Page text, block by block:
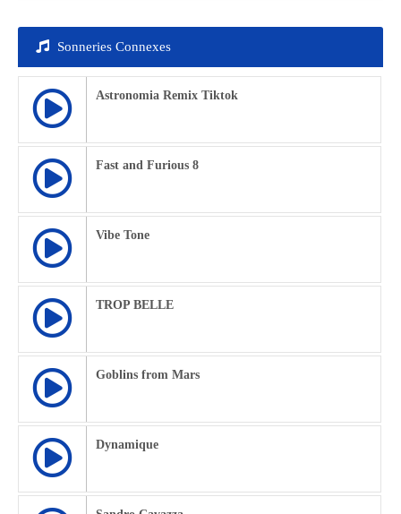
Sonneries Connexes
Astronomia Remix Tiktok
Fast and Furious 8
Vibe Tone
TROP BELLE
Goblins from Mars
Dynamique